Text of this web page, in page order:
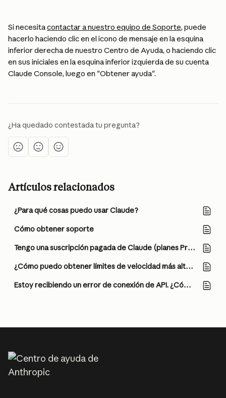
Si necesita contactar a nuestro equipo de Soporte, puede
hacerlo haciendo clic en el icono de mensaje en la esquina
inferior derecha de nuestro Centro de Ayuda, o haciendo clic
en sus iniciales en la esquina inferior izquierda de su cuenta
Claude Console, luego en "Obtener ayuda".
¿Ha quedado contestada tu pregunta?
Artículos relacionados
¿Para qué cosas puedo usar Claude?
Cómo obtener soporte
Tengo una suscripción pagada de Claude (planes Pro, Max, Team o Enterprise). ¿Por qué tengo que pagar por separado para usar la Claude API y Console?
¿Cómo puedo obtener límites de velocidad más altos en la API de Claude?
Estoy recibiendo un error de conexión de API. ¿Cómo puedo solucionarlo?